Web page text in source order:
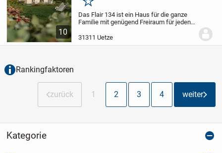
10
Merken
Das Flair 134 ist ein Haus für die ganze
Familie mit genügend Freiraum für jeden.
ins großzügig angelegte,
sonnendurchflutete Wohnzimmer mit
31311 Uetze
Rankingfaktoren
zurück 1 2 3 4 weiter
Kategorie